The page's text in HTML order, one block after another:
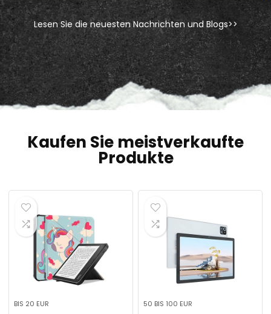
Lesen Sie die neuesten Nachrichten und Blogs>>
Kaufen Sie meistverkaufte
Produkte
BIS 20 EUR 50 BIS 100 EUR